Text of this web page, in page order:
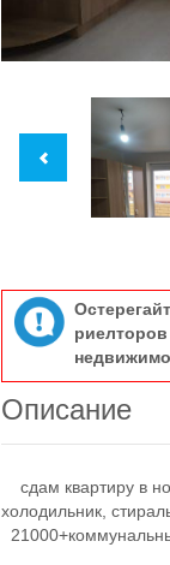
Описание
сдам квартиру в
холодильник,